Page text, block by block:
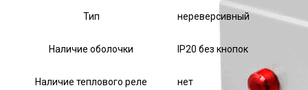
Тип нереверсивный
Наличие оболочки IP20 без кнопок
Наличие теплового реле нет